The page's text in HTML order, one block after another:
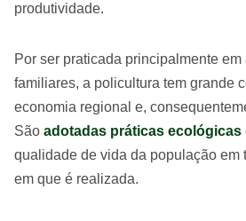
produtividade.
Por ser praticada principalmente
familiares, a policultura tem grande
economia regional e,
São adotadas práticas ecológicas
qualidade de vida da população em
em que é realizada.